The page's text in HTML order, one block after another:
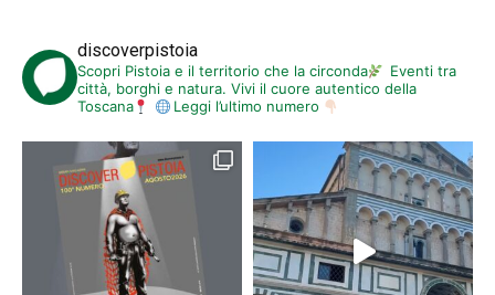
discoverpistoia
Scopri Pistoia e il territorio che la circonda
Eventi tra
città, borghi e natura. Vivi il cuore autentico della
Toscana
Leggi l’ultimo numero